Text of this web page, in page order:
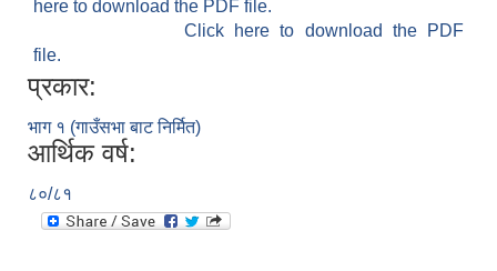
here to download the PDF file.
Click here to download the PDF
file.
प्रकार:
भाग १ (गाउँसभा बाट निर्मित)
आर्थिक वर्ष:
८०/८१